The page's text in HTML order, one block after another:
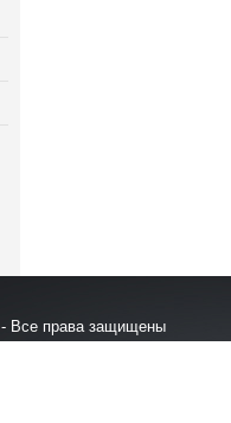
- Все права защищены